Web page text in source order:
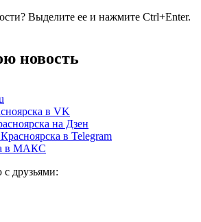
Выделите ее и нажмите Ctrl+Enter.
новость
в VK
на Дзен
в Telegram
в МАКС
друзьями: